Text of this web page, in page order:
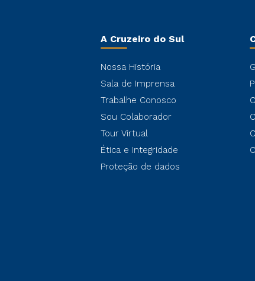
A Cruzeiro do Sul
Nossa História
Sala de Imprensa
Trabalhe Conosco
Sou Colaborador
Tour Virtual
Ética e Integridade
Proteção de dados